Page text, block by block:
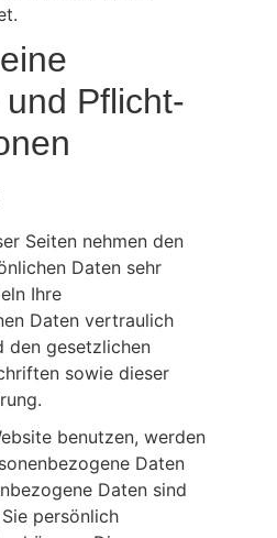
und Pflicht­
Seiten nehmen den
Daten sehr
Ihre
Daten vertraulich
den gesetzlichen
sowie dieser
benutzen, werden
Daten
Daten sind
persönlich